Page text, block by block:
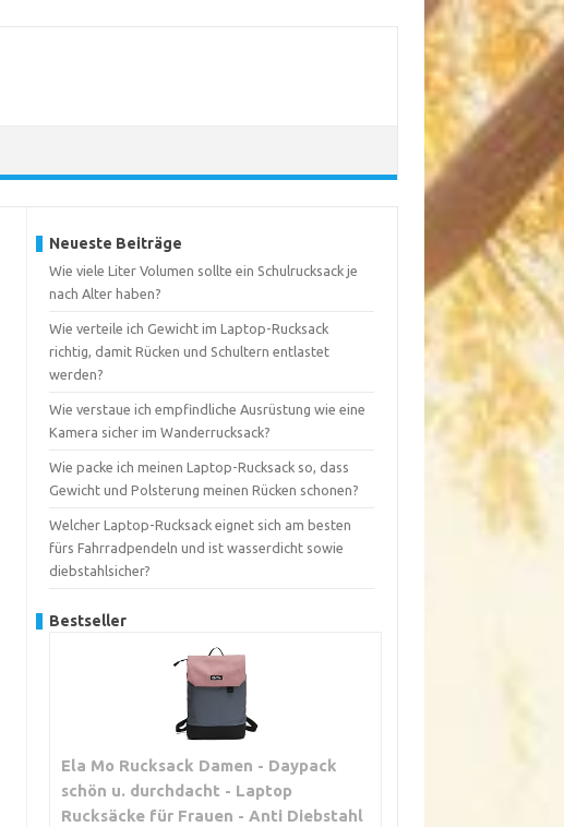
Neueste Beiträge
Wie viele Liter Volumen sollte ein Schulrucksack je
nach Alter haben?
Wie verteile ich Gewicht im Laptop-Rucksack
richtig, damit Rücken und Schultern entlastet
werden?
Wie verstaue ich empfindliche Ausrüstung wie eine
Kamera sicher im Wanderrucksack?
Wie packe ich meinen Laptop-Rucksack so, dass
Gewicht und Polsterung meinen Rücken schonen?
Welcher Laptop-Rucksack eignet sich am besten
fürs Fahrradpendeln und ist wasserdicht sowie
diebstahlsicher?
Bestseller
Ela Mo Rucksack Damen - Daypack
schön u. durchdacht - Laptop
Rucksäcke für Frauen - Anti Diebstahl